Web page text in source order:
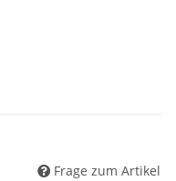
Frage zum Artikel